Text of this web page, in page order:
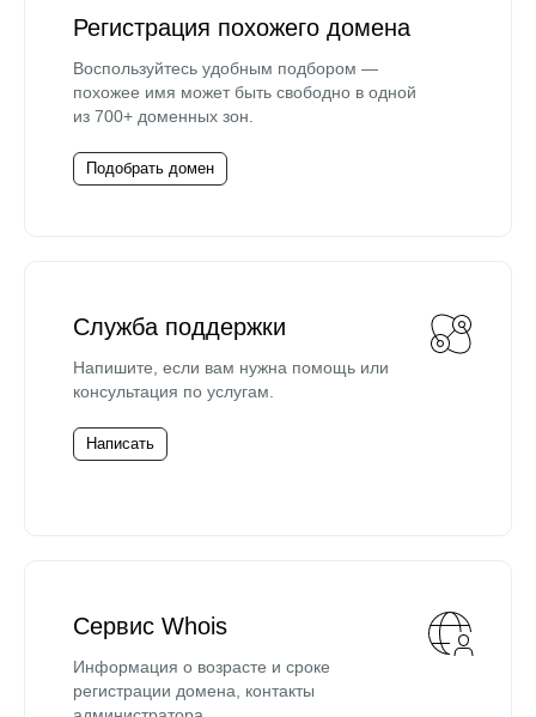
Регистрация похожего домена
Воспользуйтесь удобным подбором —
похожее имя может быть свободно в одной
из 700+ доменных зон.
Подобрать домен
Служба поддержки
Напишите, если вам нужна помощь или
консультация по услугам.
Написать
Сервис Whois
Информация о возрасте и сроке
регистрации домена, контакты